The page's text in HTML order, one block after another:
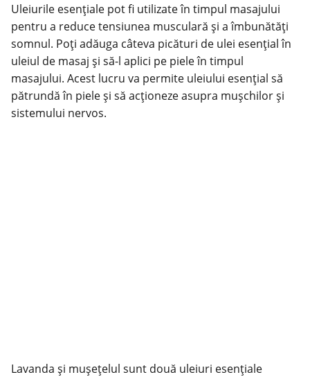
Uleiurile esențiale pot fi utilizate în timpul masajului
pentru a reduce tensiunea musculară și a îmbunătăți
somnul. Poți adăuga câteva picături de ulei esențial în
uleiul de masaj și să-l aplici pe piele în timpul
masajului. Acest lucru va permite uleiului esențial să
pătrundă în piele și să acționeze asupra mușchilor și
sistemului nervos.
Lavanda și mușețelul sunt două uleiuri esențiale